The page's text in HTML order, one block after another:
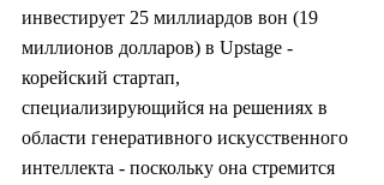
инвестирует 25 миллиардов вон (19
миллионов долларов) в Upstage -
корейский стартап,
специализирующийся на решениях в
области генеративного искусственного
интеллекта - поскольку она стремится